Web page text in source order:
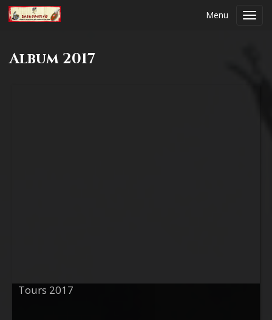
Menu
Album 2017
Tours 2017